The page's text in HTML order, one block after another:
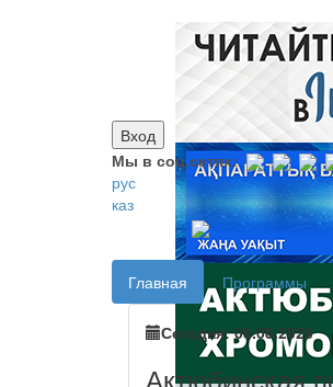
Вход
Мы в соц.сетях:
рус
каз
Главная Программы
Сегодня: 08.08.2026
Актюбинская